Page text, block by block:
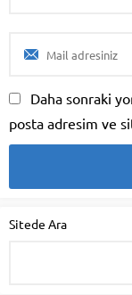
Daha sonraki
posta adresim ve
Sitede Ara